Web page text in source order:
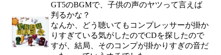
GT5のBGMで、子供の声のヤツって言えば
判るかな？
なんか、どう聴いてもコンプレッサーが掛か
りすぎている気がしたのでCDを探したので
すが、結局、そのコンプが掛かりすぎの音だ